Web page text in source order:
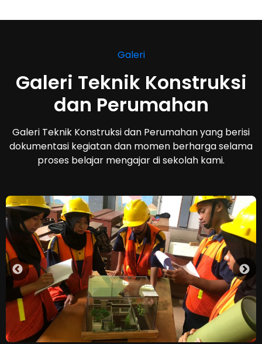
Galeri
Galeri Teknik Konstruksi
dan Perumahan
Galeri Teknik Konstruksi dan Perumahan yang berisi
dokumentasi kegiatan dan momen berharga selama
proses belajar mengajar di sekolah kami.